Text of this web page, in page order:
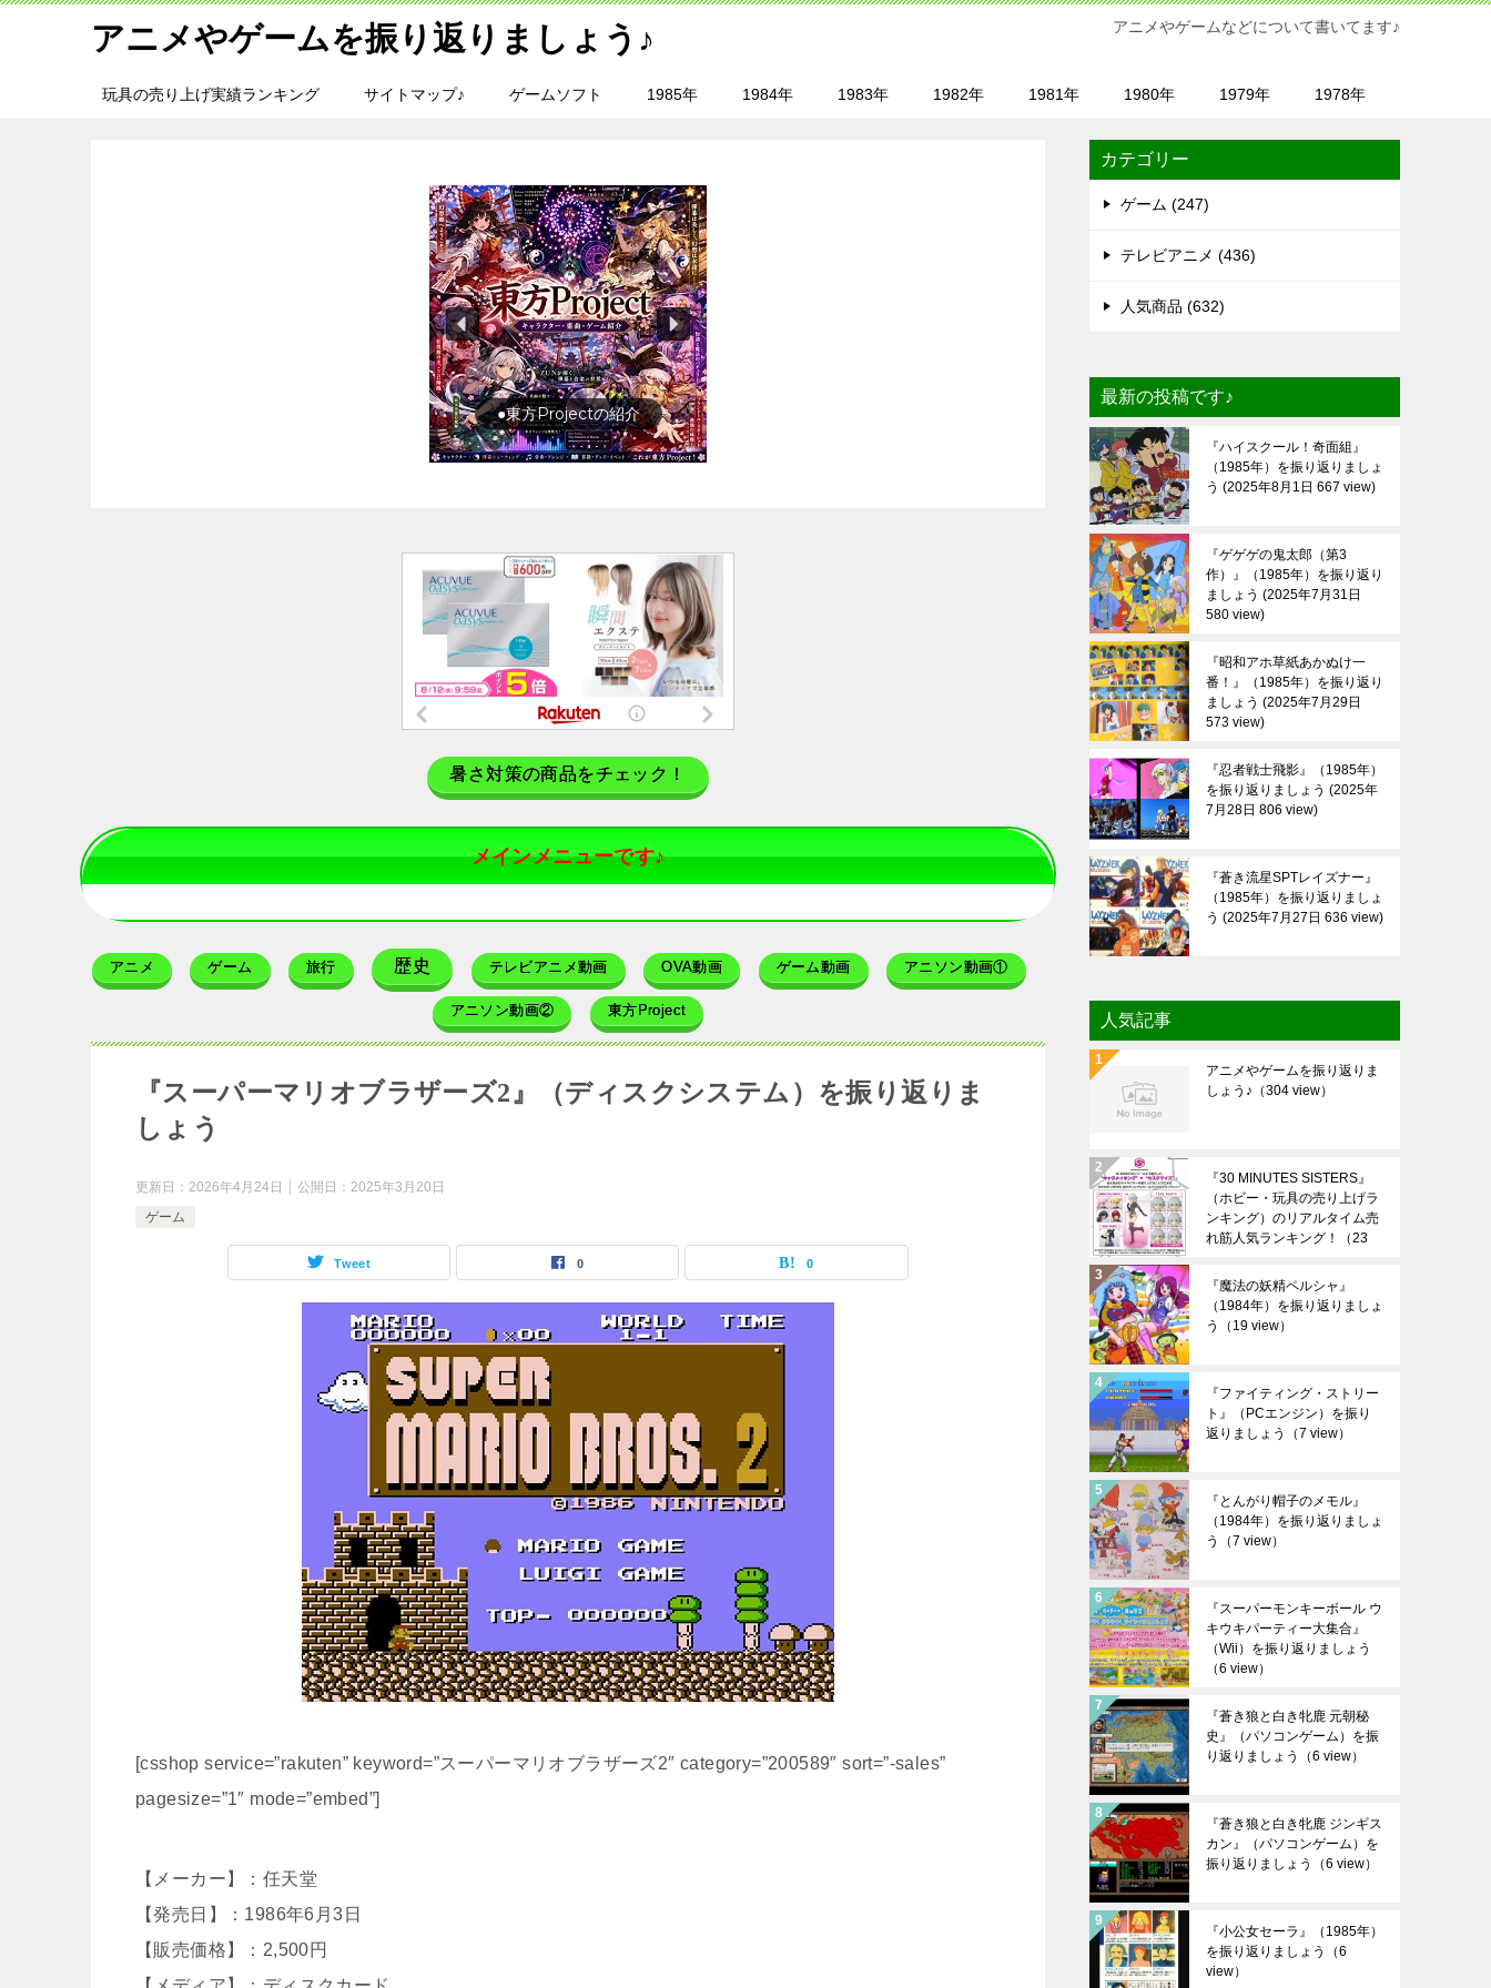
アニメやゲームを振り返りましょう♪ アニメやゲームなどについて書いてます♪
玩具の売り上げ実績ランキング サイトマップ♪ ゲームソフト 1985年 1984年 1983年 1982年 1981年 1980年 1979年 1978年
旅行の前に旅行先をチェック
暑さ対策の商品をチェック！
メインメニューです♪
アニメ ゲーム 旅行 歴史 テレビアニメ動画 OVA動画 ゲーム動画 アニソン動画①
アニソン動画② 東方Project
『スーパーマリオブラザーズ2』（ディスクシステム）を振り返りま
しょう
更新日： 2026年4月24日 公開日： 2025年3月20日
ゲーム
Tweet 0 0
[csshop service=”rakuten” keyword=”スーパーマリオブラザーズ2″ category=”200589″ sort=”-sales”
pagesize=”1″ mode=”embed”]
【メーカー】：任天堂
【発売日】：1986年6月3日
【販売価格】：2,500円
カテゴリー
ゲーム (247)
テレビアニメ (436)
人気商品 (632)
最新の投稿です♪
『ハイスクール！奇面組』
（1985年）を振り返りましょ
う
2025年8月1日 667 view
『ゲゲゲの鬼太郎（第3
作）』（1985年）を振り返り
ましょう
2025年7月31日
580 view
『昭和アホ草紙あかぬけ一
番！』（1985年）を振り返り
ましょう
2025年7月29日
573 view
『忍者戦士飛影』（1985年）
を振り返りましょう
2025年
7月28日 806 view
『蒼き流星SPTレイズナー』
（1985年）を振り返りましょ
う
2025年7月27日 636 view
人気記事
アニメやゲームを振り返りま
しょう♪ （304 view）
『30 MINUTES SISTERS』
（ホビー・玩具の売り上げラ
ンキング）のリアルタイム売
れ筋人気ランキング！
（23
『魔法の妖精ペルシャ』
（1984年）を振り返りましょ
う
（19 view）
『ファイティング・ストリー
ト』（PCエンジン）を振り
返りましょう
（7 view）
『とんがり帽子のメモル』
（1984年）を振り返りましょ
う
（7 view）
『スーパーモンキーボール ウ
キウキパーティー大集合』
（Wii）を振り返りましょう
（6 view）
『蒼き狼と白き牝鹿 元朝秘
史』（パソコンゲーム）を振
り返りましょう
（6 view）
『蒼き狼と白き牝鹿 ジンギス
カン』（パソコンゲーム）を
振り返りましょう
（6 view）
『小公女セーラ』（1985年）
を振り返りましょう
（6
view）